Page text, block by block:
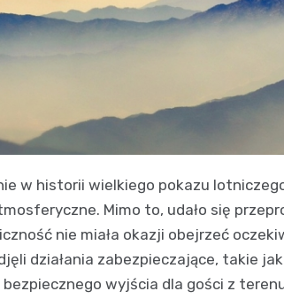
w historii wielkiego pokazu
Mimo to, udało się
nie miała okazji obejrzeć
działania zabezpieczające, takie
wyjścia dla gości z